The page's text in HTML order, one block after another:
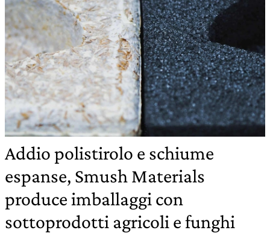
Addio polistirolo e schiume
espanse, Smush Materials
produce imballaggi con
sottoprodotti agricoli e funghi